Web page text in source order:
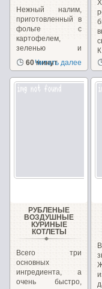
Нежный налим,
приготовленный в
фольге с
картофелем,
зеленью и
лимоном.
60 минут
Читать далее
РУБЛЕНЫЕ
ВОЗДУШНЫЕ
КУРИНЫЕ
КОТЛЕТЫ
Всего три
основных
ингредиента, а
очень быстро,